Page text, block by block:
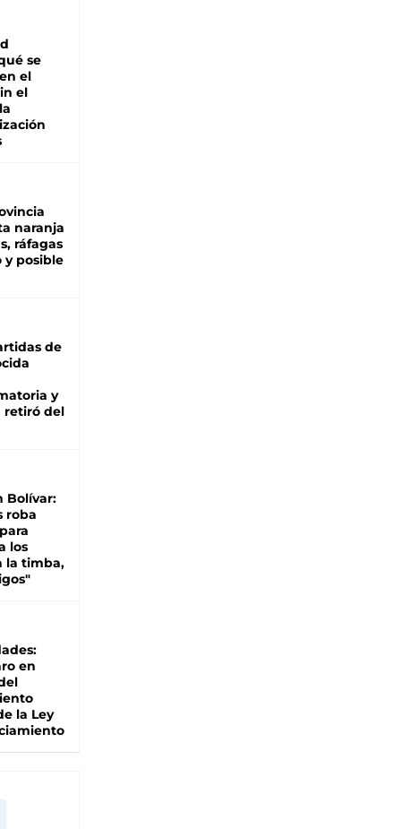
se
el
el
naranja
ráfagas
y posible
de
y
retiró del
Bolívar:
roba
los
la timba,
en
la Ley